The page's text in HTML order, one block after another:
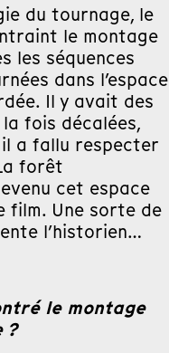
du tournage, le
le montage
les séquences
dans l’espace
Il y avait des
fois décalées,
a fallu respecter
forêt
cet espace
film. Une sorte de
l’historien…
le montage
?